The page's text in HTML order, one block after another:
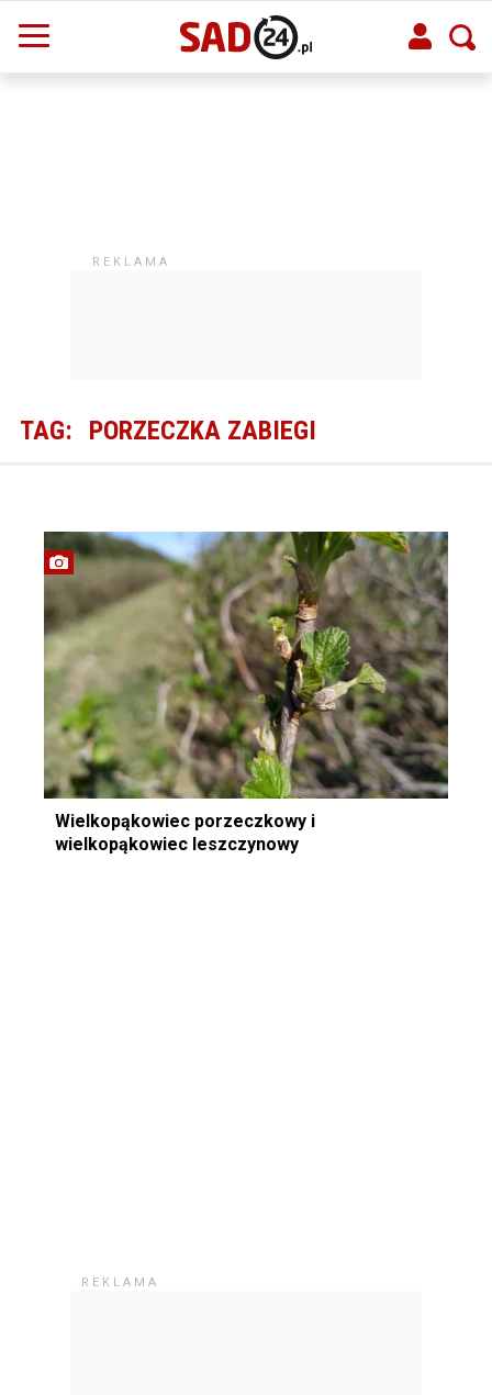
TAG: PORZECZKA ZABIEGI
Wielkopąkowiec porzeczkowy i
wielkopąkowiec leszczynowy